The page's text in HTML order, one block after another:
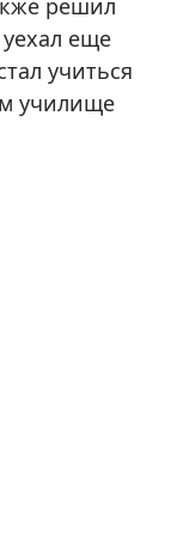
решил
еще
учиться
училище